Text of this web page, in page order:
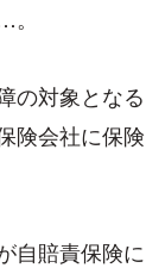
の対象となる
険会社に保険
自賠責保険に